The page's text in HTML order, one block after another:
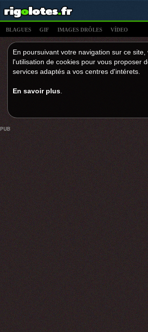
BLAGUES GIF IMAGES DRÔLES VÍDEO
En poursuivant votre navigation sur ce site,
l'utilisation de cookies pour vous proposer
services adaptés a vos centres d'intérets.
En savoir plus
PUB